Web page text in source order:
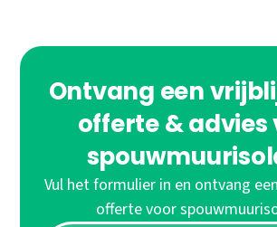
Ontvang een
offerte & advies
Vul het formulier in en ontvang
offerte voor